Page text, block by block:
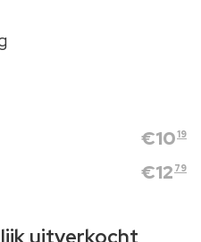
€1019
€12 79
uitverkocht